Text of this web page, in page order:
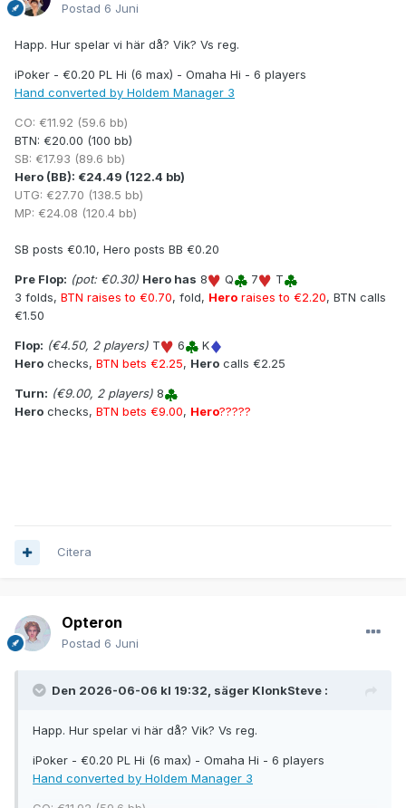
Postad 6 Juni
Happ. Hur spelar vi här då? Vik? Vs reg.
iPoker - €0.20 PL Hi (6 max) - Omaha Hi - 6 players
Hand converted by Holdem Manager 3
CO: €11.92 (59.6 bb)
BTN: €20.00 (100 bb)
SB: €17.93 (89.6 bb)
Hero (BB): €24.49 (122.4 bb)
UTG: €27.70 (138.5 bb)
MP: €24.08 (120.4 bb)
SB posts €0.10, Hero posts BB €0.20
Pre Flop: (pot: €0.30) Hero has 8 Q 7
T
3 folds, BTN raises to €0.70, fold, Hero raises to €2.20, BTN calls
€1.50
Flop: (€4.50, 2 players) T 6
K
Hero checks, BTN bets €2.25, Hero calls €2.25
Turn: (€9.00, 2 players) 8
Hero checks, BTN bets €9.00, Hero?????
Citera
Opteron
Postad 6 Juni
Den 2026-06-06 kl 19:32, säger KlonkSteve :
Happ. Hur spelar vi här då? Vik? Vs reg.
iPoker - €0.20 PL Hi (6 max) - Omaha Hi - 6 players
Hand converted by Holdem Manager 3